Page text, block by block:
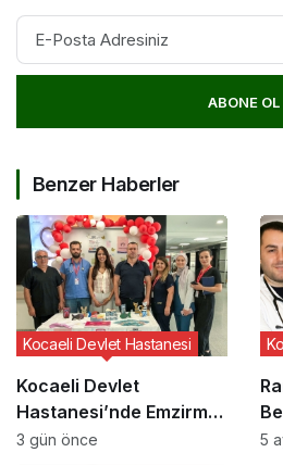
ABONE OL
Benzer Haberler
Kocaeli Devlet
Hastanesi’nde Emzirme
Haftası Etkinliği
Kocaeli Devlet Hastanesi
3 gün önce 5